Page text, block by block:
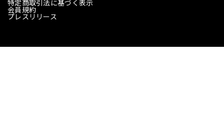
特定商取引法に基づく表示
会員規約
プレスリリース